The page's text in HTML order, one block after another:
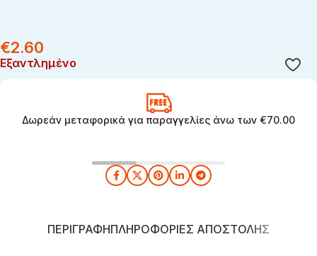
€2.60
Εξαντλημένο
Δωρεάν μεταφορικά για παραγγελίες άνω των €70.00
ΠΕΡΙΓΡΑΦΉΠΛΗΡΟΦΟΡΊΕΣ ΑΠΟΣΤΟΛΉΣ